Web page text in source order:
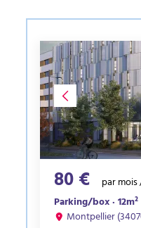
80 €
par mois
Parking/box · 12m²
Montpellier